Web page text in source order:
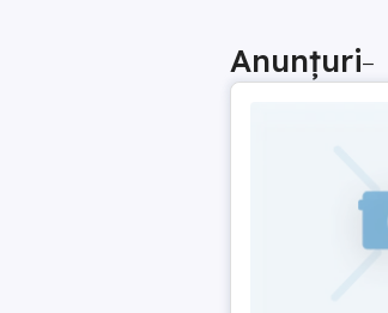
Anunțuri–